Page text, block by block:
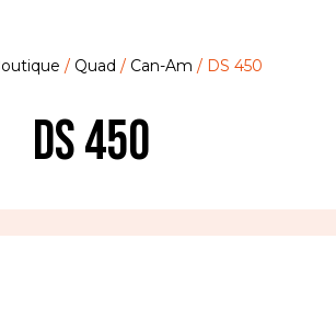
/ Quad / Can-Am / DS 450
DS 450